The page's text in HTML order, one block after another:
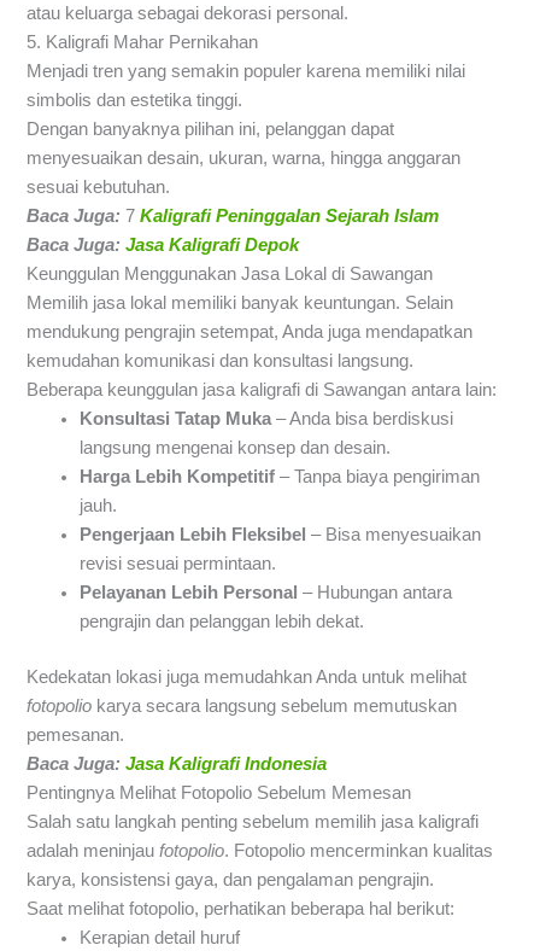
atau keluarga sebagai dekorasi personal.
5. Kaligrafi Mahar Pernikahan
Menjadi tren yang semakin populer karena memiliki nilai
simbolis dan estetika tinggi.
Dengan banyaknya pilihan ini, pelanggan dapat
menyesuaikan desain, ukuran, warna, hingga anggaran
sesuai kebutuhan.
Baca Juga:7 Kaligrafi Peninggalan Sejarah Islam
Baca Juga:Jasa Kaligrafi Depok
Keunggulan Menggunakan Jasa Lokal di Sawangan
Memilih jasa lokal memiliki banyak keuntungan. Selain
mendukung pengrajin setempat, Anda juga mendapatkan
kemudahan komunikasi dan konsultasi langsung.
Beberapa keunggulan jasa kaligrafi di Sawangan antara lain:
Konsultasi Tatap Muka – Anda bisa berdiskusi
langsung mengenai konsep dan desain.
Harga Lebih Kompetitif – Tanpa biaya pengiriman
jauh.
Pengerjaan Lebih Fleksibel – Bisa menyesuaikan
revisi sesuai permintaan.
Pelayanan Lebih Personal – Hubungan antara
pengrajin dan pelanggan lebih dekat.
Kedekatan lokasi juga memudahkan Anda untuk melihat
fotopolio karya secara langsung sebelum memutuskan
pemesanan.
Baca Juga:Jasa Kaligrafi Indonesia
Pentingnya Melihat Fotopolio Sebelum Memesan
Salah satu langkah penting sebelum memilih jasa kaligrafi
adalah meninjaufotopolio. Fotopolio mencerminkan kualitas
karya, konsistensi gaya, dan pengalaman pengrajin.
Saat melihat fotopolio, perhatikan beberapa hal berikut:
Kerapian detail huruf